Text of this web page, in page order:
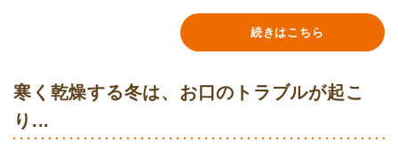
続きはこちら
寒く乾燥する冬は、お口のトラブルが起こ
り...